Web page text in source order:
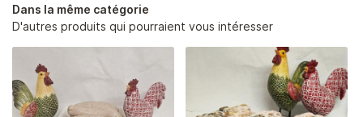
CONTACT
Restez
Inscription
Dans la même catégorie
D'autres produits qui pourraient vous intéresser